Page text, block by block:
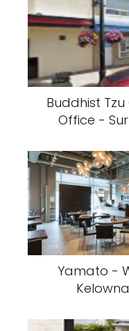
Buddhist
Office -
Yamato -